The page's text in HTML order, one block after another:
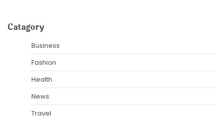
Catagory
Business
Fashion
Health
News
Travel